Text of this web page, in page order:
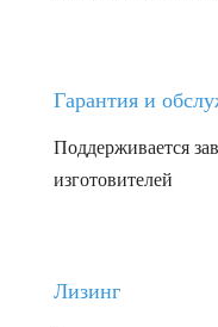
Гарантия и
Поддерживается
изготовителей
Лизинг